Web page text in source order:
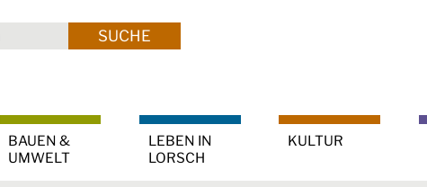
SUCHE
BAUEN &
UMWELT
LEBEN IN
LORSCH
KULTUR